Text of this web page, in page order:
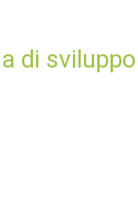
di sviluppo